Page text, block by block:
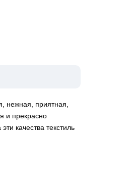
нежная, приятная,
и прекрасно
качества текстиль